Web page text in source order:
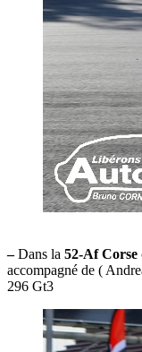
–Dans la 52-Af Corse
accompagné de (
296 Gt3